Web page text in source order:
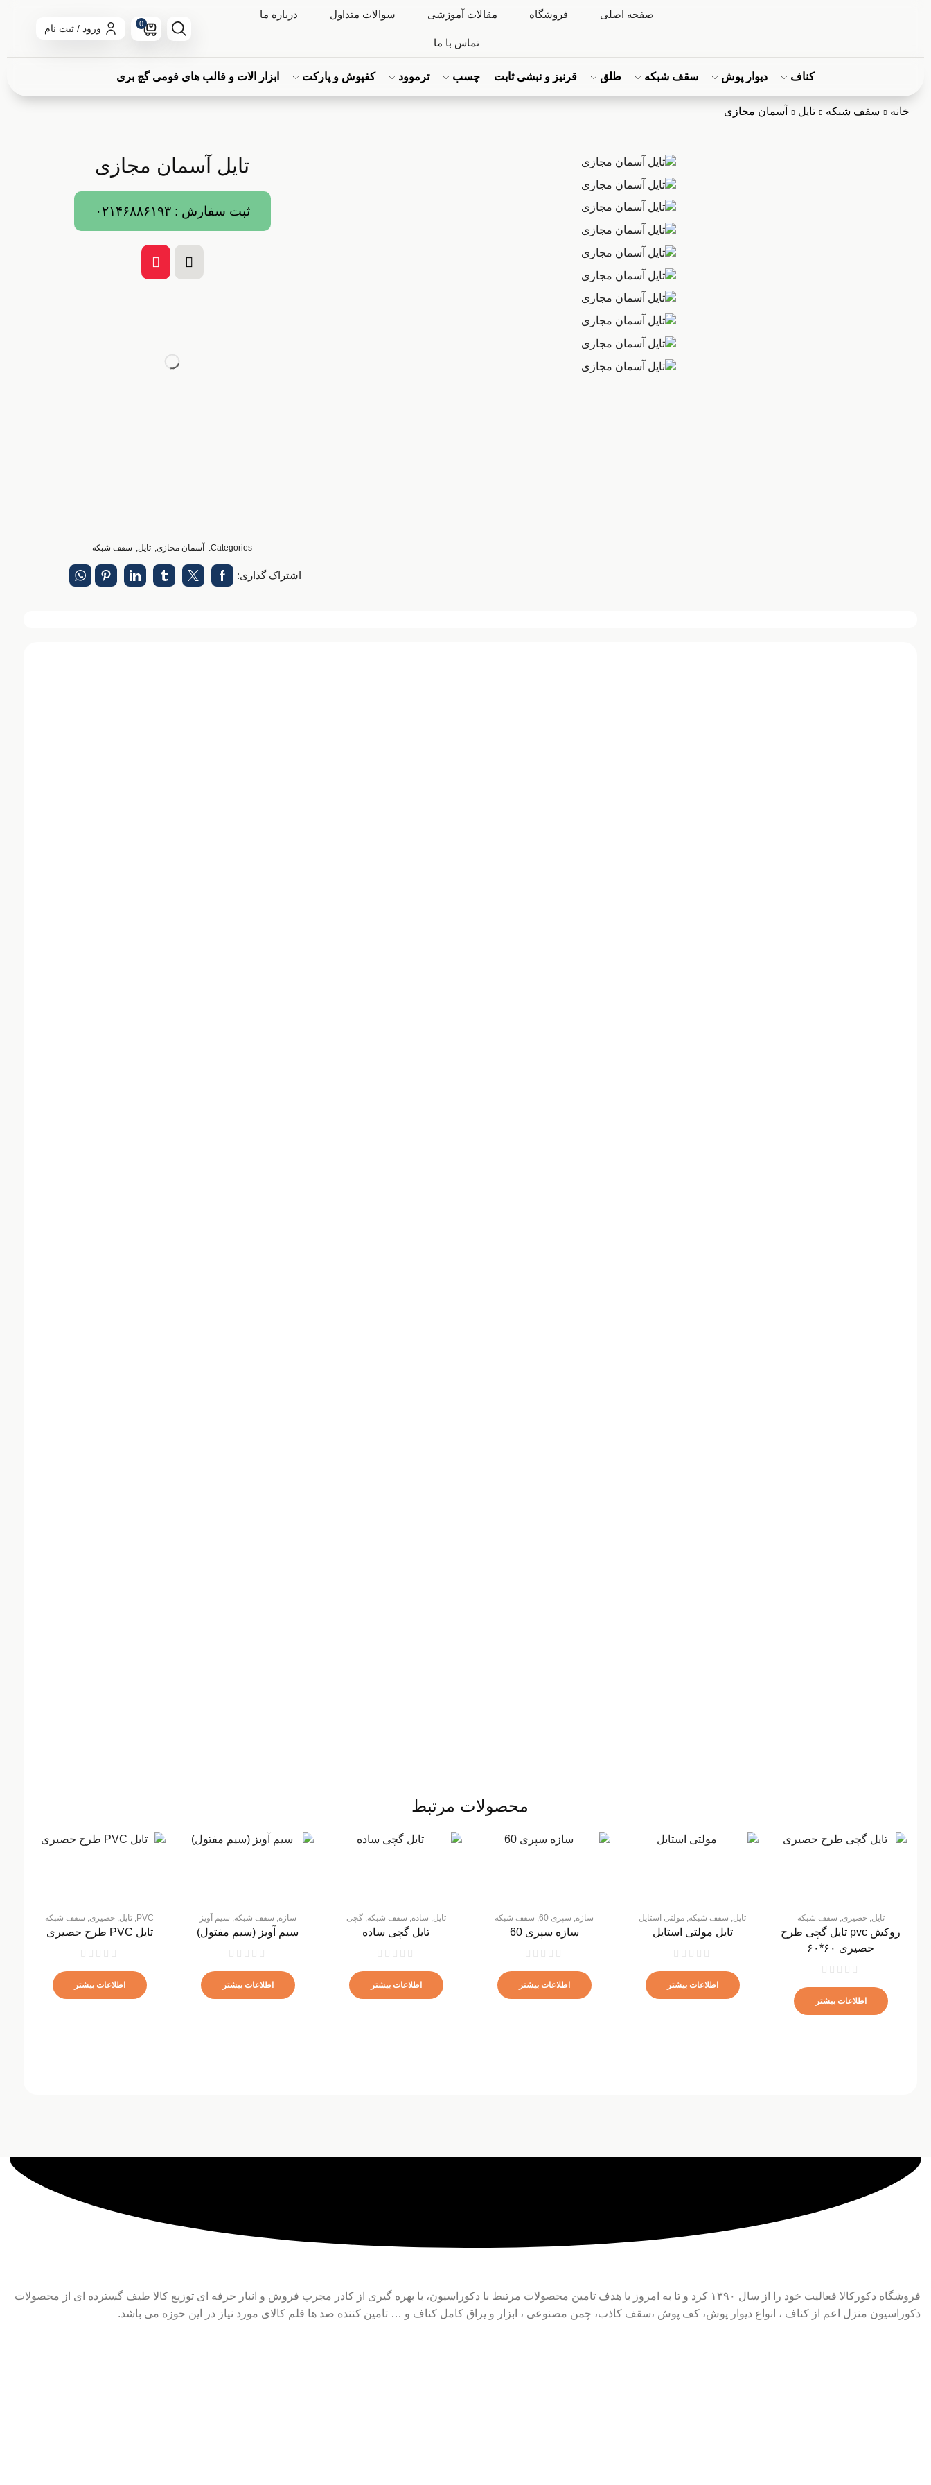
صفحه اصلی فروشگاه مقالات آموزشی سوالات متداول درباره ما
تماس با ما
0 ورود / ثبت نام
کناف دیوار پوش سقف شبکه طلق قرنیز و نبشی ثابت چسب ترموود کفپوش و پارکت ابزار الات و قالب های فومی گچ بری
خانه سقف شبکه تایل آسمان مجازی
تایل آسمان مجازی
ثبت سفارش : ۰۲۱۴۶۸۸۶۱۹۳
Categories: آسمان مجازی, تایل, سقف شبکه
اشتراک گذاری:
محصولات مرتبط
تایل,حصیری, سقف شبکه
روکش pvc تایل گچی طرح
حصیری ۶۰*۶۰
اطلاعات بیشتر
تایل, سقف شبکه, مولتی استایل
تایل مولتی استایل
اطلاعات بیشتر
سازه, سپری 60 , سقف شبکه
سازه سپری 60
اطلاعات بیشتر
تایل, ساده, سقف شبکه,گچی
تایل گچی ساده
اطلاعات بیشتر
سازه, سقف شبکه, سیم آویز
سیم آویز (سیم مفتول)
اطلاعات بیشتر
PVC
, تایل, حصیری, سقف شبکه
تایل PVC طرح حصیری
اطلاعات بیشتر
فروشگاه دکورکالا فعالیت خود را از سال ۱۳۹۰ کرد و تا به امروز با هدف تامین محصولات مرتبط با دکوراسیون، با بهره گیری از کادر مجرب فروش و انبار حرفه ای توزیع کالا طیف گسترده ای از محصولات
دکوراسیون منزل اعم از کناف ، انواع دیوار پوش، کف پوش ،سقف کاذب، چمن مصنوعی ، ابزار و یراق کامل کناف و … تامین کننده صد ها قلم کالای مورد نیاز در این حوزه می باشد.